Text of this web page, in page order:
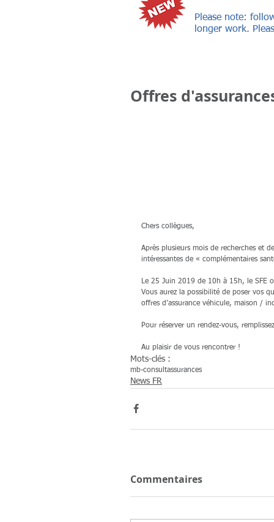
Please note:
longer work.
Offres
Chers collègues,
Après plusieurs mois de recherches et
intéressantes de « complémentaires
Le 25 Juin 2019 de 10h à 15h, le SFE
Vous aurez la possibilité de poser vos
offres d’assurance véhicule, maison /
Pour réserver un rendez-vous,
Au plaisir de vous rencontrer !
Mots-clés :
mb-consultassurances
News FR
Commentaires